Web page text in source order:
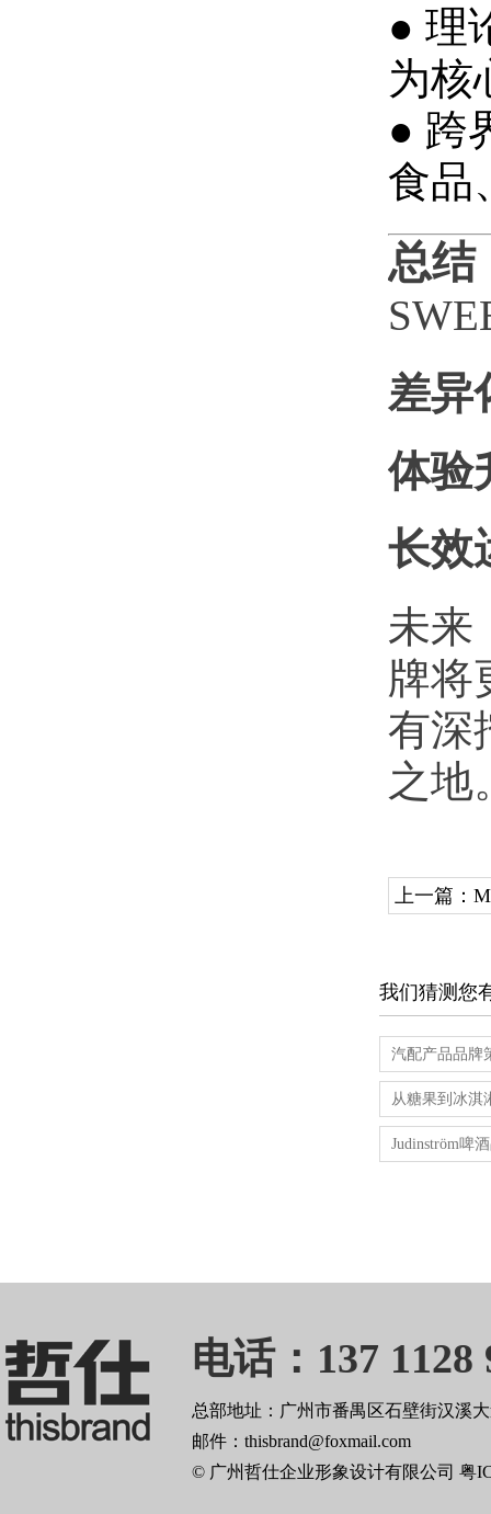
● 理
为核
● 跨
食品
总结
差异
体验
长效
未来
牌将
有深
之地
上一篇：
我们猜测您
汽配产品品牌
从糖果到冰淇
Judinström啤
电话：137 1128
总部地址：广州市番禺区石壁街汉溪
邮件：thisbrand@foxmail.com
© 广州哲仕企业形象设计有限公司 粤